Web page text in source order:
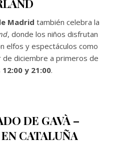
Madrid también celebra la
, donde los niños disfrutan
elfos y espectáculos como
de diciembre a primeros de
12:00 y 21:00.
DE GAVÀ –
CATALUÑA